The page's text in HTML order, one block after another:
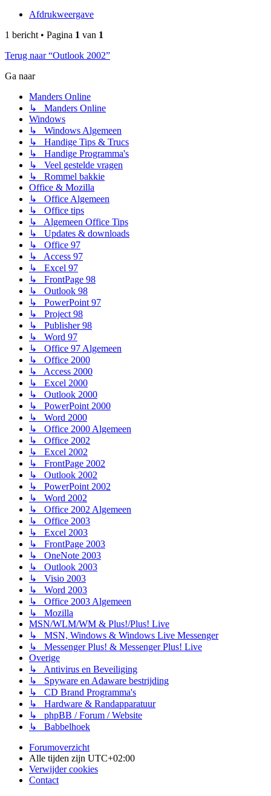
Afdrukweergave
1 bericht • Pagina 1 van 1
Terug naar “Outlook 2002”
Ga naar
Manders Online
↳ Manders Online
Windows
↳ Windows Algemeen
↳ Handige Tips & Trucs
↳ Handige Programma's
↳ Veel gestelde vragen
↳ Rommel bakkie
Office & Mozilla
↳ Office Algemeen
↳ Office tips
↳ Algemeen Office Tips
↳ Updates & downloads
↳ Office 97
↳ Access 97
↳ Excel 97
↳ FrontPage 98
↳ Outlook 98
↳ PowerPoint 97
↳ Project 98
↳ Publisher 98
↳ Word 97
↳ Office 97 Algemeen
↳ Office 2000
↳ Access 2000
↳ Excel 2000
↳ Outlook 2000
↳ PowerPoint 2000
↳ Word 2000
↳ Office 2000 Algemeen
↳ Office 2002
↳ Excel 2002
↳ FrontPage 2002
↳ Outlook 2002
↳ PowerPoint 2002
↳ Word 2002
↳ Office 2002 Algemeen
↳ Office 2003
↳ Excel 2003
↳ FrontPage 2003
↳ OneNote 2003
↳ Outlook 2003
↳ Visio 2003
↳ Word 2003
↳ Office 2003 Algemeen
↳ Mozilla
MSN/WLM/WM & Plus!/Plus! Live
↳ MSN, Windows & Windows Live Messenger
↳ Messenger Plus! & Messenger Plus! Live
Overige
↳ Antivirus en Beveiliging
↳ Spyware en Adaware bestrijding
↳ CD Brand Programma's
↳ Hardware & Randapparatuur
↳ phpBB / Forum / Website
↳ Babbelhoek
Forumoverzicht
Alle tijden zijn UTC+02:00
Verwijder cookies
Contact